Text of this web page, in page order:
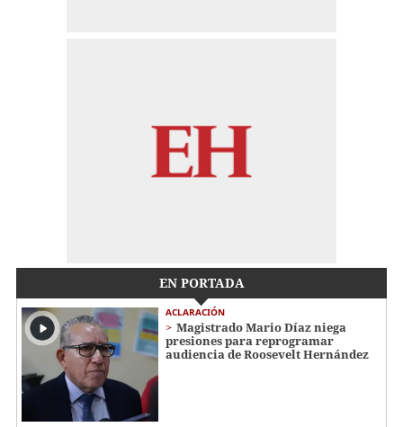
EN PORTADA
ACLARACIÓN
Magistrado Mario Díaz niega
presiones para reprogramar
audiencia de Roosevelt Hernández